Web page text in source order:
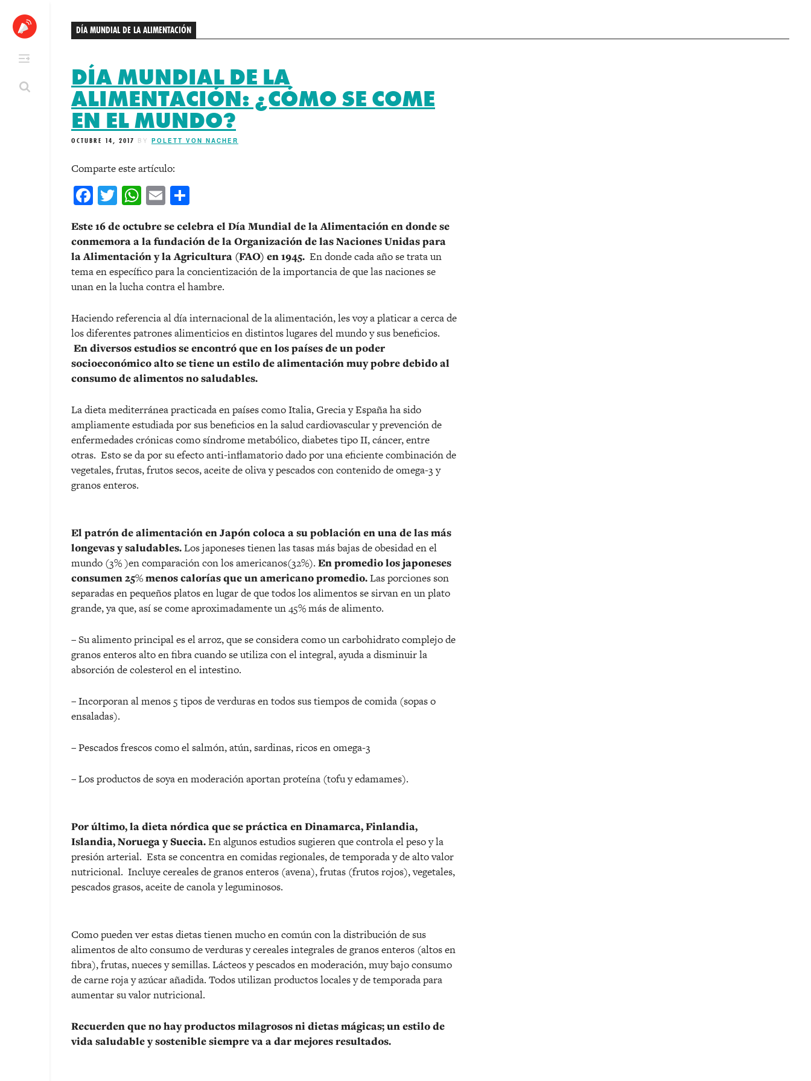
content
DÍA MUNDIAL DE LA ALIMENTACIÓN
DÍA MUNDIAL DE LA
ALIMENTACIÓN: ¿CÓMO SE COME
EN EL MUNDO?
OCTUBRE 14, 2017 BY POLETT VON NACHER
Comparte este artículo:
Facebook
Twitter
WhatsApp
Email
Este 16 de octubre se celebra el Día Mundial de la Alimentación en donde se
conmemora a la fundación de la Organización de las Naciones Unidas para
la Alimentación y la Agricultura (FAO) en 1945. En donde cada año se trata un
tema en específico para la concientización de la importancia de que las naciones se
unan en la lucha contra el hambre.
Haciendo referencia al día internacional de la alimentación, les voy a platicar a cerca de
los diferentes patrones alimenticios en distintos lugares del mundo y sus beneficios.
En diversos estudios se encontró que en los países de un poder
socioeconómico alto se tiene un estilo de alimentación muy pobre debido al
consumo de alimentos no saludables.
La dieta mediterránea practicada en países como Italia, Grecia y España ha sido
ampliamente estudiada por sus beneficios en la salud cardiovascular y prevención de
enfermedades crónicas como síndrome metabólico, diabetes tipo II, cáncer, entre
otras. Esto se da por su efecto anti-inflamatorio dado por una eficiente combinación de
vegetales, frutas, frutos secos, aceite de oliva y pescados con contenido de omega-3 y
granos enteros.
El patrón de alimentación en Japón coloca a su población en una de las más
longevas y saludables.Los japoneses tienen las tasas más bajas de obesidad en el
mundo (3% )en comparación con los americanos(32%). En promedio los japoneses
consumen 25% menos calorías que un americano promedio.Las porciones son
separadas en pequeños platos en lugar de que todos los alimentos se sirvan en un plato
grande, ya que, así se come aproximadamente un 45% más de alimento.
– Su alimento principal es el arroz, que se considera como un carbohidrato complejo de
granos enteros alto en fibra cuando se utiliza con el integral, ayuda a disminuir la
absorción de colesterol en el intestino.
– Incorporan al menos 5 tipos de verduras en todos sus tiempos de comida (sopas o
ensaladas).
– Pescados frescos como el salmón, atún, sardinas, ricos en omega-3
– Los productos de soya en moderación aportan proteína (tofu y edamames).
Por último, la dieta nórdica que se práctica en Dinamarca, Finlandia,
Islandia, Noruega y Suecia.En algunos estudios sugieren que controla el peso y la
presión arterial. Esta se concentra en comidas regionales, de temporada y de alto valor
nutricional. Incluye cereales de granos enteros (avena), frutas (frutos rojos), vegetales,
pescados grasos, aceite de canola y leguminosos.
Como pueden ver estas dietas tienen mucho en común con la distribución de sus
alimentos de alto consumo de verduras y cereales integrales de granos enteros (altos en
fibra), frutas, nueces y semillas. Lácteos y pescados en moderación, muy bajo consumo
de carne roja y azúcar añadida. Todos utilizan productos locales y de temporada para
aumentar su valor nutricional.
Recuerden que no hay productos milagrosos ni dietas mágicas; un estilo de
vida saludable y sostenible siempre va a dar mejores resultados.